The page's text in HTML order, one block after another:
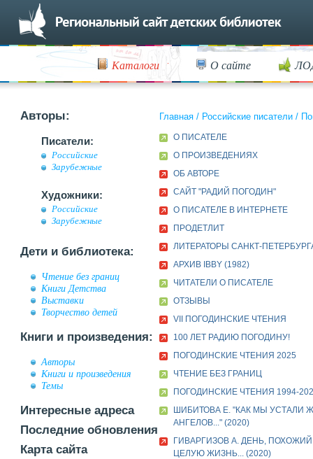
Каталоги О сайте
Авторы:
Писатели:
Российские
Зарубежные
Художники:
Российские
Зарубежные
Дети и библиотека:
Чтение без границ
Книги Детства
Выставки
Творчество детей
Книги и произведения:
Авторы
Книги и произведения
Темы
Интересные адреса
Последние обновления
Карта сайта
Главная / Российские писатели /
О ПИСАТЕЛЕ
О ПРОИЗВЕДЕНИЯХ
ОБ АВТОРЕ
САЙТ "РАДИЙ ПОГОДИН"
О ПИСАТЕЛЕ В ИНТЕРНЕТЕ
ПРОДЕТЛИТ
ЛИТЕРАТОРЫ САНКТ-
АРХИВ IBBY (1982)
ЧИТАТЕЛИ О ПИСАТЕЛЕ
ОТЗЫВЫ
VII ПОГОДИНСКИЕ ЧТЕНИЯ
100 ЛЕТ РАДИЮ ПОГОДИНУ!
ПОГОДИНСКИЕ ЧТЕНИЯ 2025
ЧТЕНИЕ БЕЗ ГРАНИЦ
ПОГОДИНСКИЕ ЧТЕНИЯ 1994-
ШИБИТОВА Е. "КАК МЫ УСТАЛИ
АНГЕЛОВ..." (2020)
ГИВАРГИЗОВ А. ДЕНЬ,
ЦЕЛУЮ ЖИЗНЬ... (2020)